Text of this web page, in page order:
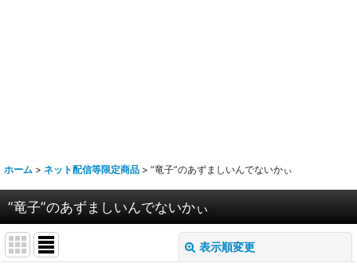
ホーム > ネット配信等限定商品 > ”竜子”のあずましいんでないかぃ
”竜子”のあずましいんでないかぃ
表示順変更